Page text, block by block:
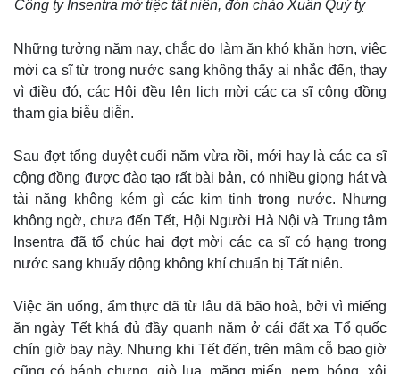
Công ty Insentra mở tiệc tất niên, đón chào Xuân Quý tỵ
Những tưởng năm nay, chắc do làm ăn khó khăn hơn, việc
mời ca sĩ từ trong nước sang không thấy ai nhắc đến, thay
vì điều đó, các Hội đều lên lịch mời các ca sĩ cộng đồng
tham gia biễu diễn.
Sau đợt tổng duyệt cuối năm vừa rồi, mới hay là các ca sĩ
cộng đồng được đào tạo rất bài bản, có nhiều giọng hát và
tài năng không kém gì các kim tinh trong nước. Nhưng
không ngờ, chưa đến Tết, Hội Người Hà Nội và Trung tâm
Insentra đã tổ chúc hai đợt mời các ca sĩ có hạng trong
nước sang khuấy động không khí chuẩn bị Tất niên.
Việc ăn uống, ẩm thực đã từ lâu đã bão hoà, bởi vì miếng
ăn ngày Tết khá đủ đầy quanh năm ở cái đất xa Tổ quốc
chín giờ bay này. Nhưng khi Tết đến, trên mâm cỗ bao giờ
cũng có bánh chưng, giò lụa, măng miến, nem, bóng, xôi